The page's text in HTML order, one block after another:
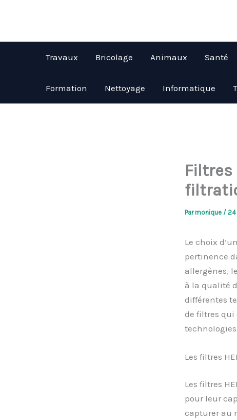
Travaux Bricolage Animaux Santé
Formation Nettoyage Informatique
Filtres
Parmonique / 24
Le choix
pertinence
allergènes,
à la qualité
différentes
de filtres qui
Les filtres
Les filtres
pour leur
capturer au